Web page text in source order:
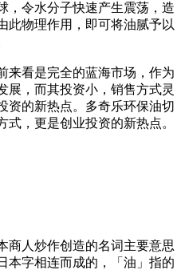
，令水分子快速产生震荡，造
此物理作用，即可将油腻予以
来看是完全的蓝海市场，作为
展，而其投资小，销售方式灵
资的新热点。多奇乐环保油切
，更是创业投资的新热点。
商人炒作创造的名词主要意思
本字相连而成的，「油」指的